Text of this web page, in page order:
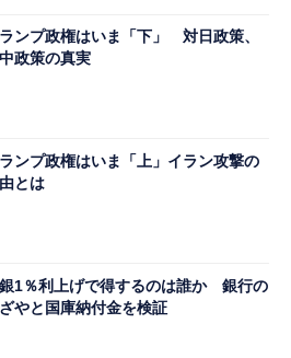
ランプ政権はいま「下」 対日政策、
政策の真実
ランプ政権はいま「上」イラン攻撃の
とは
1％利上げで得するのは誰か 銀行の
やと国庫納付金を検証